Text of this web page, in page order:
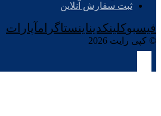
ثبت سفارش آنلاین
فیسبوکلینکدیناینستاگرامآپارات
© کپی رایت 2026